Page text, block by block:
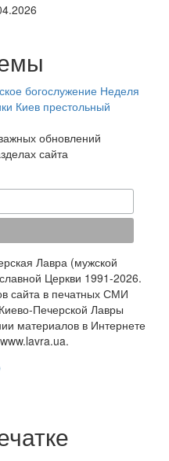
богослужение Неделя
Киев престольный
обновлений
сайта
Лавра (мужской
Церкви 1991-2026.
сайта в печатных СМИ
Печерской Лавры
материалов в Интернете